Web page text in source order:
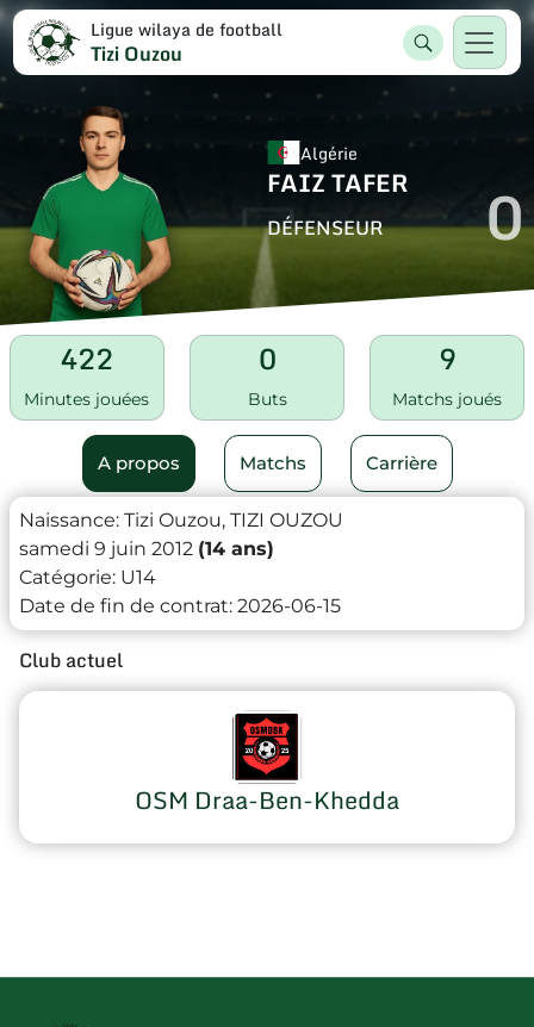
Ligue wilaya de football
Tizi Ouzou
Algérie
FAIZ TAFER
DÉFENSEUR 0
422
Minutes jouées
0
Buts
9
Matchs joués
A propos Matchs Carrière
Naissance: Tizi Ouzou, TIZI OUZOU
samedi 9 juin 2012 (14 ans)
Catégorie: U14
Date de fin de contrat: 2026-06-15
Club actuel
OSM Draa-Ben-Khedda